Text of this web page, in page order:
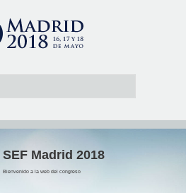
SEF Madrid 2018
Bienvenido a la web del congreso